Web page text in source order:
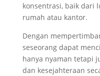
konsentrasi, baik dari
rumah atau kantor.
Dengan
seseorang dapat
hanya nyaman tetapi
dan kesejahteraan